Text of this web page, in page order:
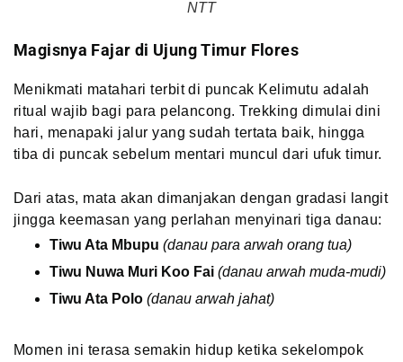
NTT
Magisnya Fajar di Ujung Timur Flores
Menikmati matahari terbit di puncak Kelimutu adalah
ritual wajib bagi para pelancong. Trekking dimulai dini
hari, menapaki jalur yang sudah tertata baik, hingga
tiba di puncak sebelum mentari muncul dari ufuk timur.
Dari atas, mata akan dimanjakan dengan gradasi langit
jingga keemasan yang perlahan menyinari tiga danau:
Tiwu Ata Mbupu (danau para arwah orang tua)
Tiwu Nuwa Muri Koo Fai (danau arwah muda-mudi)
Tiwu Ata Polo (danau arwah jahat)
Momen ini terasa semakin hidup ketika sekelompok